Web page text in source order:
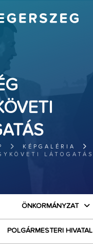
KÉPGALÉRIA
LÁTOGATÁS
ÖNKORMÁNYZAT
POLGÁRMESTERI HIVATAL